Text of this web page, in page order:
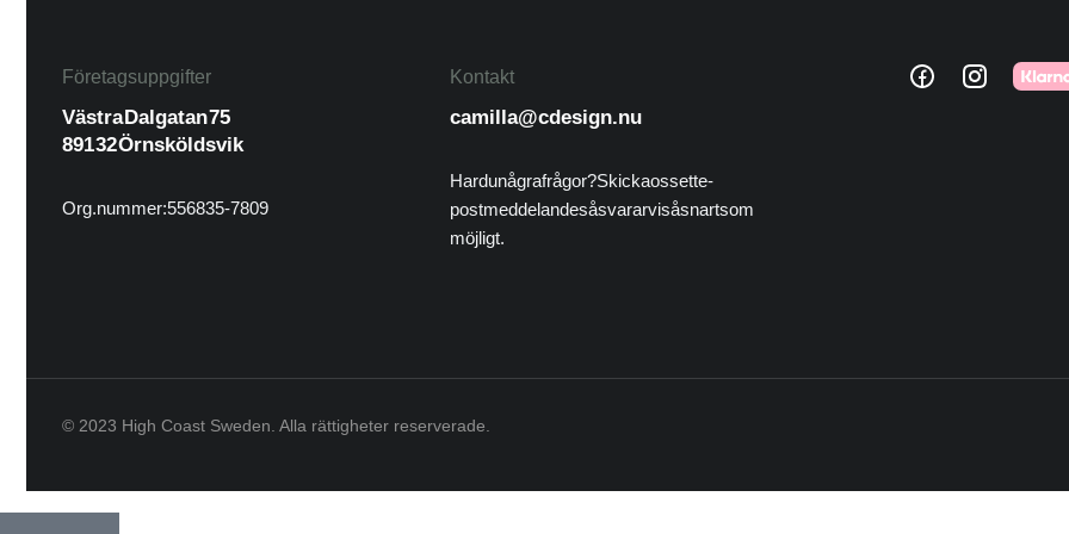
Företagsuppgifter
Västra Dalgatan 75
891 32 Örnsköldsvik
Org.nummer: 556835-7809
Kontakt
camilla@cdesign.nu
Har du några frågor? Skicka oss ett e-
postmeddelande så svarar vi så snart som
möjligt.
© 2023 High Coast Sweden. Alla rättigheter reserverade.